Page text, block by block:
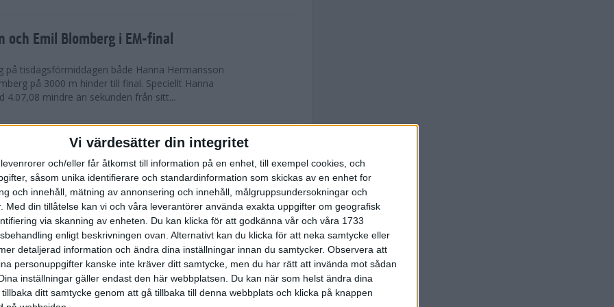
Vi värdesätter din integritet
och/eller får åtkomst till information på en enhet, till exempel cookies, och
såsom unika identifierare och standardinformation som skickas av en enhet for
och innehåll, mätning av annonsering och innehåll, målgruppsundersokningar och
Med din tillåtelse kan vi och våra leverantörer använda exakta uppgifter om geografisk
via skanning av enheten. Du kan klicka för att godkänna vår och våra 1733
enligt beskrivningen ovan. Alternativt kan du klicka för att neka samtycke eller
detaljerad information och ändra dina inställningar innan du samtycker. Observera att
personuppgifter kanske inte kräver ditt samtycke, men du har rätt att invända mot sådan
inställningar gäller endast den här webbplatsen. Du kan när som helst ändra dina
ditt samtycke genom att gå tillbaka till denna webbplats och klicka på knappen
och Emil Blomberg i EM-final
på tisdagsförmiddagen både Hanna Hermansson
på 3000 m hinder till final. Speciellt Hanna
4.07,08 mindre än sekunden från sitt...
Lahti i EM-finalen
ett heroiskt lopp i direktfinalen på 10 000 m i
större delen av loppet ensam i ett vakuum.
på 32.42,27 som ska se...
bäste svensk i EM-maran
EM i München genomfördes under första
en åttondeplats för det blågula manliga laget.